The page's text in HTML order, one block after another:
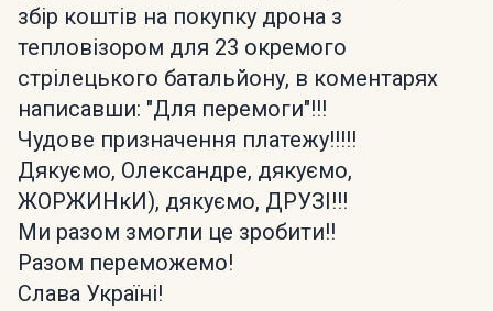
збір коштів на покупку дрона з
тепловізором для 23 окремого
стрілецького батальйону, в коментарях
написавши: "Для перемоги"!!!
Чудове призначення платежу!!!!!
Дякуємо, Олександре, дякуємо,
ЖОРЖИНкИ), дякуємо, ДРУЗІ!!!
Ми разом змогли це зробити!!
Разом переможемо!
Слава Україні!